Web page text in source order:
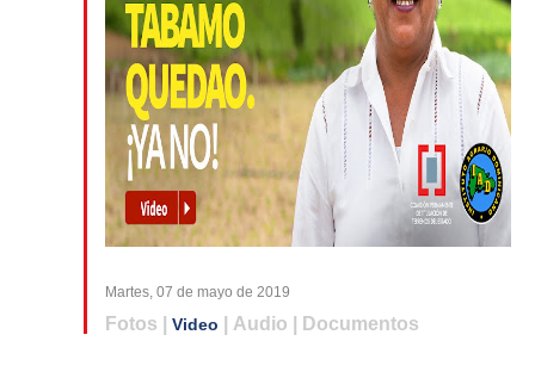
Martes, 07 de mayo de 2019
Fotos | Video | Audio | Documentos